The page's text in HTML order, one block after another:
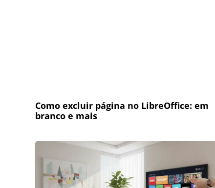
Como excluir página no LibreOffice: em
branco e mais